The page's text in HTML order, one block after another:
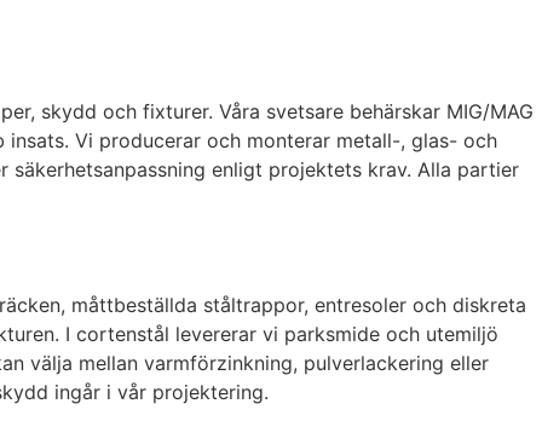
skydd och fixturer. Våra svetsare behärskar MIG/MAG
Vi producerar och monterar metall-, glas- och
enligt projektets krav. Alla partier
måttbeställda ståltrappor, entresoler och diskreta
I cortenstål levererar vi parksmide och utemiljö
välja mellan varmförzinkning, pulverlackering eller
ingår i vår projektering.